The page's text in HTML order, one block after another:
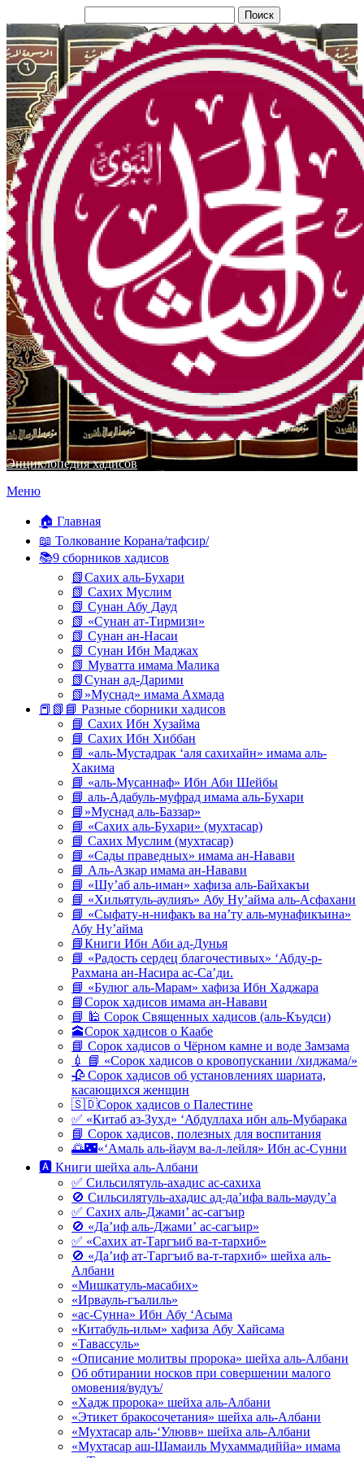
Энциклопедия хадисов
Перейти
содержимому
Меню
🏠 Главная
📖 Толкование Корана/тафсир/
📚9 сборников хадисов
📗Сахих аль-Бухари
📗 Сахих Муслим
📗 Сунан Абу Дауд
📗 «Сунан ат-Тирмизи»
📗 Сунан ан-Насаи
📗 Сунан Ибн Маджах
📗 Муватта имама Малика
📗Сунан ад-Дарими
📗»Муснад» имама Ахмада
📕📗📘 Разные сборники хадисов
📘 Сахих Ибн Хузайма
📘 Сахих Ибн Хиббан
📘 «аль-Мустадрак ‘аля сахихайн» имама аль-
Хакима
📘 «аль-Мусаннаф» Ибн Аби Шейбы
📘 аль-Адабуль-муфрад имама аль-Бухари
📘»Муснад аль-Баззар»
📘 «Сахих аль-Бухари» (мухтасар)
📘 Сахих Муслим (мухтасар)
📘 «Сады праведных» имама ан-Навави
📘 Аль-Азкар имама ан-Навави
📘 «Шу’аб аль-иман» хафиза аль-Байхакъи
📘 «Хильятуль-аулияъ» Абу Ну’айма аль-Асфахани
📘 «Сыфату-н-нифакъ ва на’ту аль-мунафикъина»
Абу Ну’айма
📘Книги Ибн Аби ад-Дунья
📘 «Радость сердец благочестивых» ‘Абду-р-
Рахмана ан-Насира ас-Са’ди.
📘 «Булюг аль-Марам» хафиза Ибн Хаджара
📘Сорок хадисов имама ан-Навави
📘 🕌 Сорок Священных хадисов (аль-Къудси)
🕋Сорок хадисов о Каабе
📘 Сорок хадисов о Чёрном камне и воде Замзама
💉 📘 «Сорок хадисов о кровопускании /хиджама/»
🥀 Сорок хадисов об установлениях шариата,
касающихся женщин
🇸🇩Сорок хадисов о Палестине
✅ «Китаб аз-Зухд» ‘Абдуллаха ибн аль-Мубарака
📘 Сорок хадисов, полезных для воспитания
🌅🌃«‘Амаль аль-йаум ва-л-лейля» Ибн ас-Сунни
🅰 Книги шейха аль-Албани
✅ Сильсилятуль-ахадис ас-сахиха
🚫 Сильсилятуль-ахадис ад-да’ифа валь-мауду’а
✅ Сахих аль-Джами’ ас-сагъир
🚫 «Да’иф аль-Джами’ ас-сагъир»
✅ «Сахих ат-Таргъиб ва-т-тархиб»
🚫 «Да’иф ат-Таргъиб ва-т-тархиб» шейха аль-
Албани
«Мишкатуль-масабих»
«Ирвауль-гъалиль»
«ас-Сунна» Ибн Абу ‘Асыма
«Китабуль-ильм» хафиза Абу Хайсама
«Тавассуль»
«Описание молитвы пророка» шейха аль-Албани
Об обтирании носков при совершении малого
омовения/вудуъ/
«Хадж пророка» шейха аль-Албани
«Этикет бракосочетания» шейха аль-Албани
«Мухтасар аль-‘Улювв» шейха аль-Албани
«Мухтасар аш-Шамаиль Мухаммадиййа» имама